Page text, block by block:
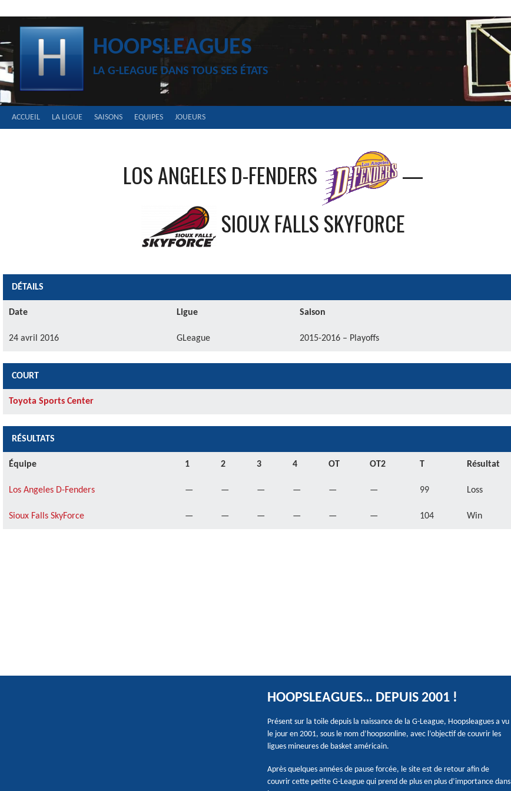
HOOPSLEAGUES
LA G-LEAGUE DANS TOUS SES ÉTATS
ACCUEIL LA LIGUE SAISONS EQUIPES JOUEURS
LOS ANGELES D-FENDERS
—
SIOUX FALLS SKYFORCE
DÉTAILS
Date Ligue Saison
24 avril 2016 GLeague 2015-2016 – Playoffs
COURT
Toyota Sports Center
RÉSULTATS
Équipe 1 2 3 4 OT OT2 T Résultat
Los Angeles D-Fenders — — — — — — 99 Loss
Sioux Falls SkyForce — — — — — — 104 Win
HOOPSLEAGUES… DEPUIS 2001 !
Présent sur la toile depuis la naissance de la G-League, Hoopsleagues a vu
le jour en 2001, sous le nom d’hoopsonline, avec l’objectif de couvrir les
ligues mineures de basket américain.
Après quelques années de pause forcée, le site est de retour afin de
couvrir cette petite G-League qui prend de plus en plus d’importance dans